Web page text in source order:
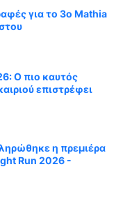
για το 3ο Mathia
Ο πιο καυτός
επιστρέφει
η πρεμιέρα
Run 2026 -